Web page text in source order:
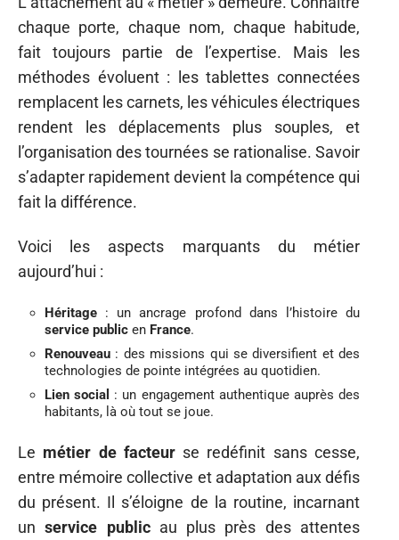
chaque porte, chaque nom, chaque habitude,
fait toujours partie de l’expertise. Mais les
méthodes évoluent : les tablettes connectées
remplacent les carnets, les véhicules électriques
rendent les déplacements plus souples, et
l’organisation des tournées se rationalise. Savoir
s’adapter rapidement devient la compétence qui
fait la différence.
Voici les aspects marquants du métier
aujourd’hui :
Héritage : un ancrage profond dans l’histoire du
service public en France.
Renouveau : des missions qui se diversifient et des
technologies de pointe intégrées au quotidien.
Lien social : un engagement authentique auprès des
habitants, là où tout se joue.
Le métier de facteurse redéfinit sans cesse,
entre mémoire collective et adaptation aux défis
du présent. Il s’éloigne de la routine, incarnant
unservice publicau plus près des attentes